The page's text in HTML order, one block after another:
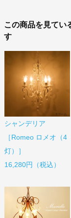
この商品を見てい
す
シャンデリア
［Romeo ロメオ（4
灯）］
16,280円（税込）